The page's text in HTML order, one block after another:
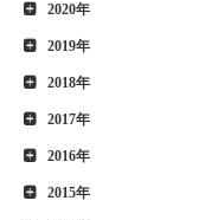
2020年
2019年
2018年
2017年
2016年
2015年